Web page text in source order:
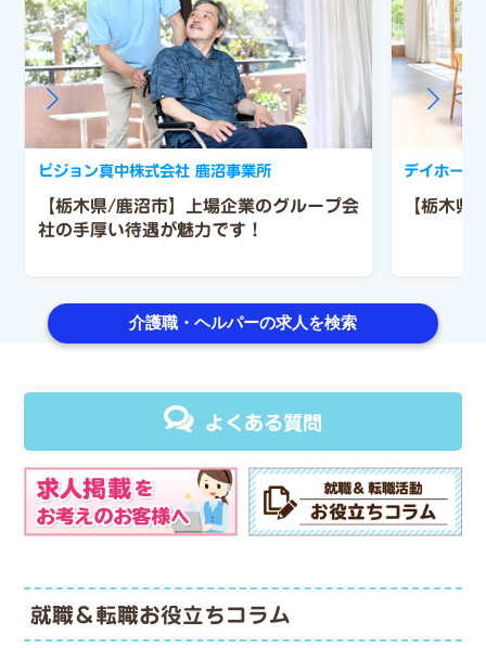
【栃木県/鹿沼市】上場企業のグループ会
社の手厚い待遇が魅力です！
ピジョン真中株式会社 鹿沼事業所
【栃木県
デイホーム
介護職・ヘルパーの求人を検索
よくある質問
就職＆転職お役立ちコラム